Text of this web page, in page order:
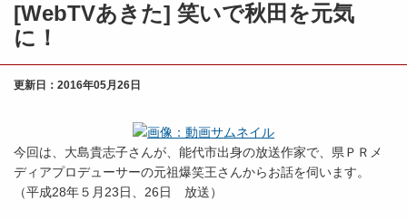
[WebTVあきた] 笑いで秋田を元気
に！
更新日： 2016年05月26日
今回は、大島貴志子さんが、能代市出身の放送作家で、県ＰＲメ
ディアプロデューサーの元祖爆笑王さんからお話を伺います。
（平成28年５月23日、26日 放送）